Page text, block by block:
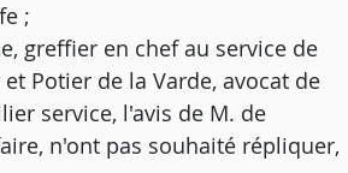
;
greffier en chef au service de
Potier de la Varde, avocat de
service, l'avis de M. de
n'ont pas souhaité répliquer,